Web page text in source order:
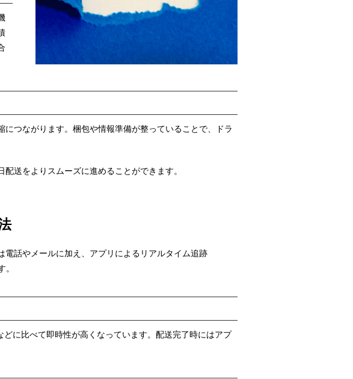
つながります。梱包や情報準備が整っていることで、ドラ
送をよりスムーズに進めることができます。
話やメールに加え、アプリによるリアルタイム追跡
に比べて即時性が高くなっています。配送完了時にはアプ